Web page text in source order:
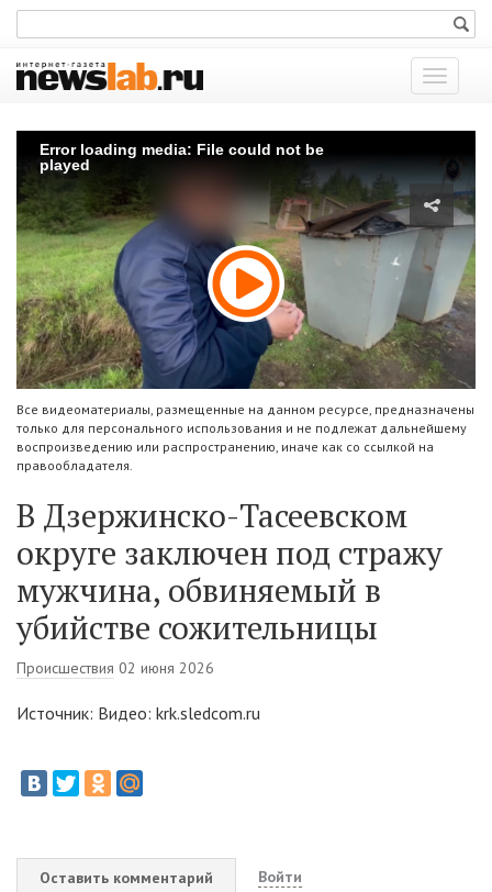
Показать
меню
Error loading media: File could not be
played
Все видеоматериалы, размещенные на данном ресурсе, предназначены
только для персонального использования и не подлежат дальнейшему
воспроизведению или распространению, иначе как со ссылкой на
правообладателя.
В Дзержинско-Тасеевском
округе заключен под стражу
мужчина, обвиняемый в
убийстве сожительницы
Происшествия 02 июня 2026
Источник: Видео: krk.sledcom.ru
Оставить комментарий Войти